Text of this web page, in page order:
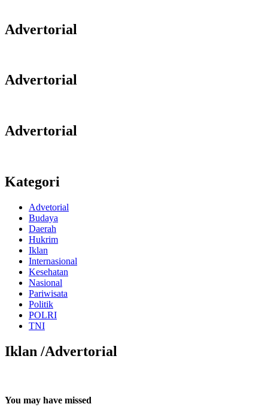
Advertorial
Advertorial
Advertorial
Kategori
Advetorial
Budaya
Daerah
Hukrim
Iklan
Internasional
Kesehatan
Nasional
Pariwisata
Politik
POLRI
TNI
Iklan /Advertorial
You may have missed